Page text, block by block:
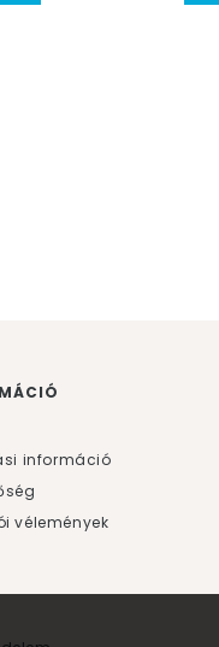
információ
vélemények